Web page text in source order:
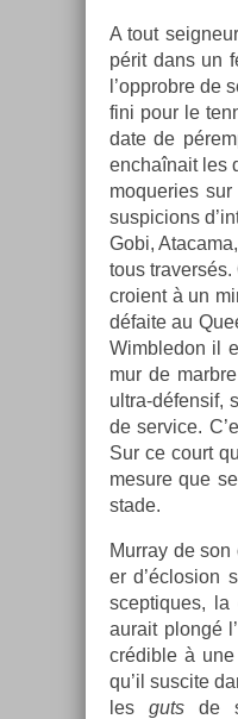
A tout
périt dans un
l’opprob­re de
fini pour le
date de
enchaînait les
moque­ries
sus­pic­ions
Gobi,
tous
croient à un
défaite au
Wimbledon il
mur de
ultra-défensif,
de ser­vice.
Sur ce court
mesure que
stade.
Mur­ray de
er d’éclos­ion
sceptiques, la
aurait plongé
crédible à
qu’il sus­cite
lesguts de